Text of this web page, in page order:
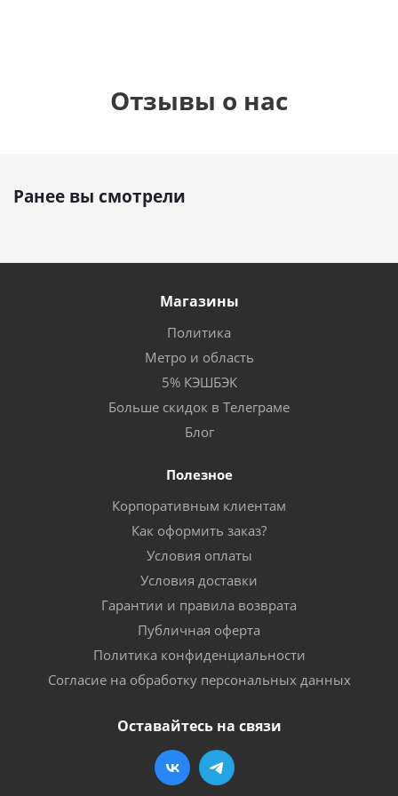
Отзывы о нас
Ранее вы смотрели
Магазины
Политика
Метро и область
5% КЭШБЭК
Больше скидок в Телеграме
Блог
Полезное
Корпоративным клиентам
Как оформить заказ?
Условия оплаты
Условия доставки
Гарантии и правила возврата
Публичная оферта
Политика конфиденциальности
Согласие на обработку персональных данных
Оставайтесь на связи